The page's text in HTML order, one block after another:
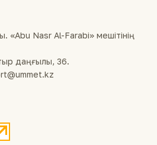
«Abu Nasr Al-Farabi» мешітінің
даңғылы, 36.